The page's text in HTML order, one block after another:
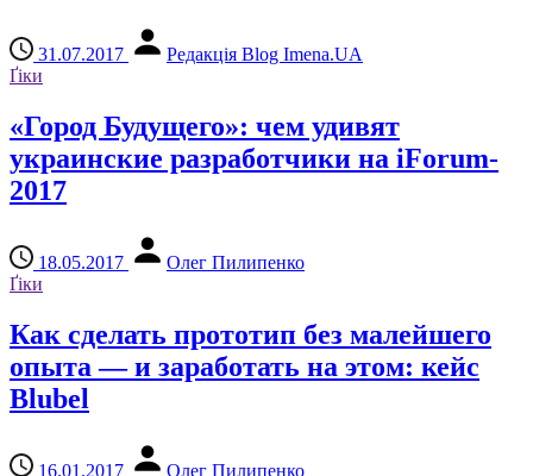
31.07.2017
Редакція Blog Imena.UA
Ґіки
«Город Будущего»: чем удивят
украинские разработчики на iForum-
2017
18.05.2017
Олег Пилипенко
Ґіки
Как сделать прототип без малейшего
опыта — и заработать на этом: кейс
Blubel
16.01.2017
Олег Пилипенко